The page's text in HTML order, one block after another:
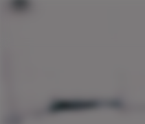
Panneau de gestion des cookies